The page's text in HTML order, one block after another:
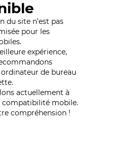
du site n’est pas
pour les
expérience,
de bureau
actuellement à
compatibilité mobile.
compréhension !